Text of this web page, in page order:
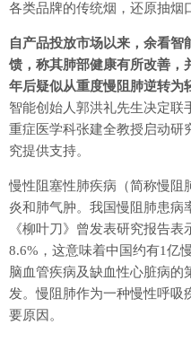
各类品牌的传统烟，还原抽烟
自产品投放市场以来，余看
馈，称其肺部健康有所改善，
年后疑似从重度慢阻肺逆转为
智能创始人郭洪礼先生决定联
重症医学科张建全教授启动研
究提供支持。
慢性阻塞性肺疾病（简称慢阻
炎和肺气肿。我国慢阻肺患病
《柳叶刀》曾发表研究报告
8.6%，这意味着中国约有1亿
脑血管疾病及缺血性心脏病的
发。慢阻肺作为一种慢性呼吸
要原因。